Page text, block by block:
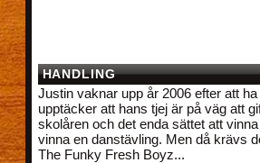
HANDLING
Justin vaknar upp år 2006 efter att
upptäcker att hans tjej är på väg att
skolåren och det enda sättet att
vinna en danstävling. Men då krävs
The Funky Fresh Boyz...